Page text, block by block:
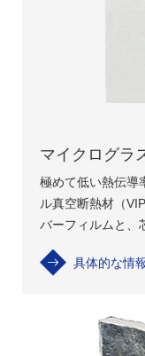
マイクログラ
極めて低い熱伝導
ル真空断熱材（
バーフィルムと、
具体的な情